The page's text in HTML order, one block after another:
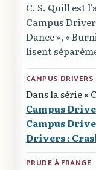
C. S. Quill est
Campus
Dance »,«
lisent
CAMPUS DRIVERS
Dans la série«
Campus
Campus
Drivers :
PRUDE À FRANGE